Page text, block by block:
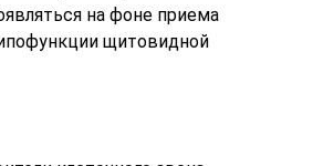
на фоне приема
щитовидной